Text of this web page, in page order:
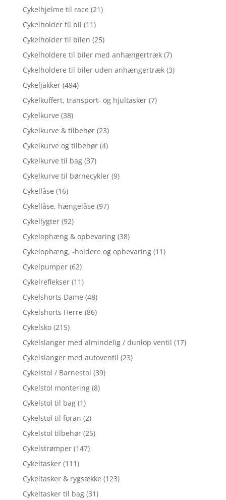
Cykelhjelme til race (21)
Cykelholder til bil (11)
Cykelholder til bilen (25)
Cykelholdere til biler med anhængertræk (7)
Cykelholdere til biler uden anhængertræk (3)
Cykeljakker (494)
Cykelkuffert, transport- og hjultasker (7)
Cykelkurve (38)
Cykelkurve & tilbehør (23)
Cykelkurve og tilbehør (4)
Cykelkurve til bag (37)
Cykelkurve til børnecykler (9)
Cykellåse (16)
Cykellåse, hængelåse (97)
Cykellygter (92)
Cykelophæng & opbevaring (38)
Cykelophæng, -holdere og opbevaring (11)
Cykelpumper (62)
Cykelreflekser (11)
Cykelshorts Dame (48)
Cykelshorts Herre (86)
Cykelsko (215)
Cykelslanger med almindelig / dunlop ventil (17)
Cykelslanger med autoventil (23)
Cykelstol / Barnestol (39)
Cykelstol montering (8)
Cykelstol til bag (1)
Cykelstol til foran (2)
Cykelstol tilbehør (25)
Cykelstrømper (147)
Cykeltasker (111)
Cykeltasker & rygsække (123)
Cykeltasker til bag (31)